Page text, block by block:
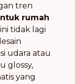
tren
rumah
tidak lagi
udara atau
glossy,
yang